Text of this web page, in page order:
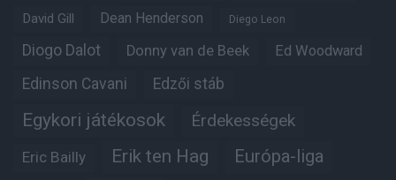
David Gill Dean Henderson Diego Leon
Diogo Dalot Donny van de Beek Ed Woodward
Edinson Cavani Edzői stáb
Egykori játékosok Érdekességek
Eric Bailly Erik ten Hag Európa-liga